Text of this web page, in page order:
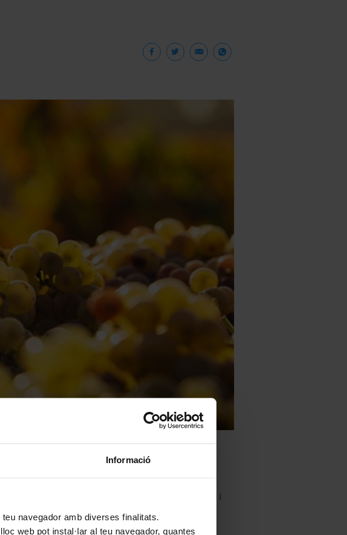
Informació
navegador amb diverses finalitats.
web pot instal·lar al teu navegador, quantes
Facebook
Twitter
Email
coneixes les peculiaritats, les característiques i
t'hi porta.